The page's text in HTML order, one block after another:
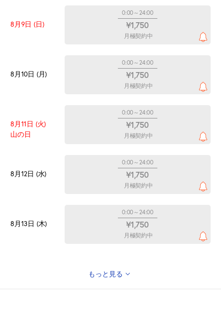
8月9日 (日)
0:00～24:00
¥1,750
月極契約中
8月10日 (月)
0:00～24:00
¥1,750
月極契約中
8月11日 (火)
山の日
0:00～24:00
¥1,750
月極契約中
8月12日 (水)
0:00～24:00
¥1,750
月極契約中
8月13日 (木)
0:00～24:00
¥1,750
月極契約中
もっと見る